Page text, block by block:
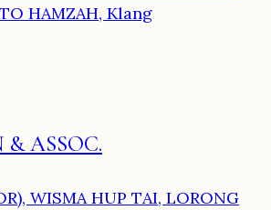
HAMZAH, Klang
ASSOC.
WISMA HUP TAI, LORONG